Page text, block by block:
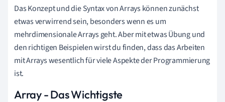
Das Konzept und die Syntax von Arrays können zunächst
etwas verwirrend sein, besonders wenn es um
mehrdimensionale Arrays geht. Aber mit etwas Übung und
den richtigen Beispielen wirst du finden, dass das Arbeiten
mit Arrays wesentlich für viele Aspekte der Programmierung
ist.
Array - Das Wichtigste